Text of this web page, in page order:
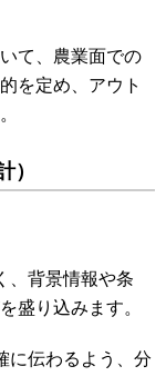
て、農業面での
を定め、アウト
）
、背景情報や条
盛り込みます。
に伝わるよう、分